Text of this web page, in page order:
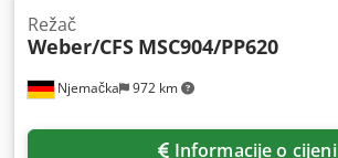
Njemačka 972 km
Režač
Weber/CFS MSC904/PP620
Informacije o cijeni